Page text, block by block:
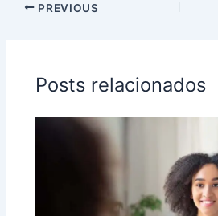
PREVIOUS
Posts relacionados